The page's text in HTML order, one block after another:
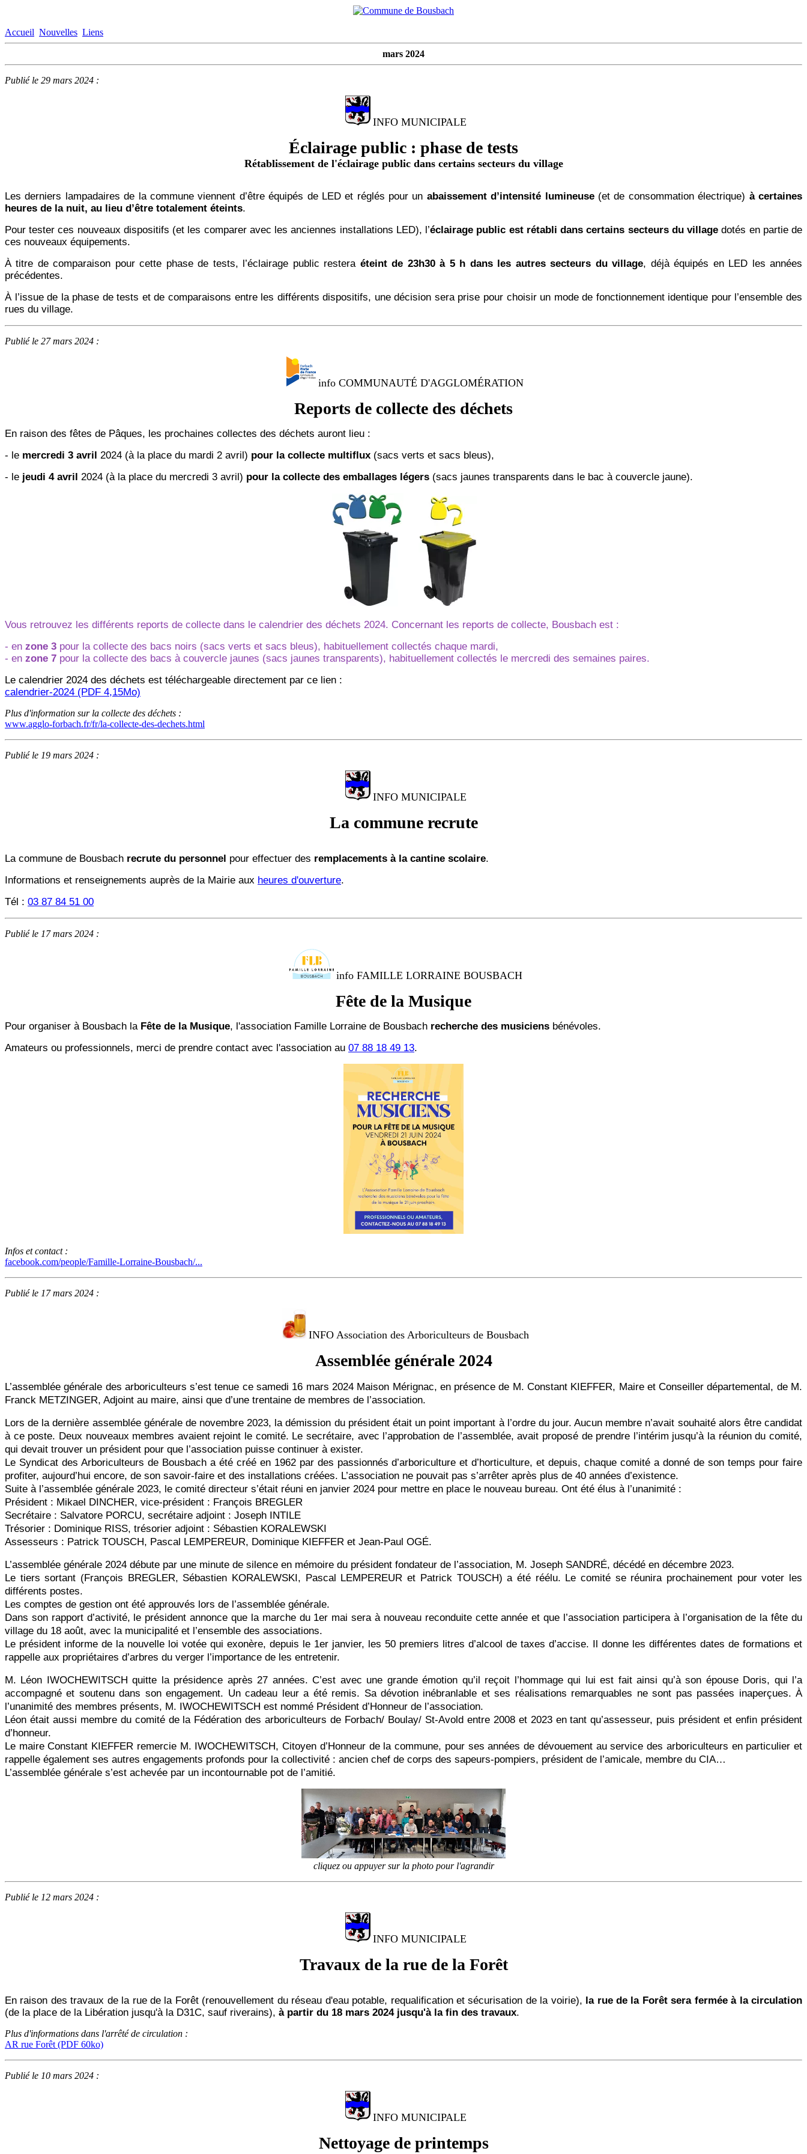
Accueil Nouvelles Liens
mars 2024
Publié le 29 mars 2024 :
INFO MUNICIPALE
Éclairage public : phase de tests
Rétablissement de l'éclairage public dans certains secteurs du village
Les derniers lampadaires de la commune viennent d’être équipés de LED et réglés pour un abaissement d’intensité lumineuse(et de consommation électrique) à certaines
heures de la nuit, au lieu d’être totalement éteints.
Pour tester ces nouveaux dispositifs (et les comparer avec les anciennes installations LED), l’éclairage public est rétabli dans certains secteurs du village dotés en partie de
ces nouveaux équipements.
À titre de comparaison pour cette phase de tests, l’éclairage public restera éteint de 23h30 à 5 h dans les autres secteurs du village, déjà équipés en LED les années
précédentes.
À l’issue de la phase de tests et de comparaisons entre les différents dispositifs, une décision sera prise pour choisir un mode de fonctionnement identique pour l’ensemble des
rues du village.
Publié le 27 mars 2024 :
info COMMUNAUTÉ D'AGGLOMÉRATION
Reports de collecte des déchets
En raison des fêtes de Pâques, les prochaines collectes des déchets auront lieu :
- le mercredi 3 avril 2024 (à la place du mardi 2 avril) pour la collecte multiflux (sacs verts et sacs bleus),
- le jeudi 4 avril 2024 (à la place du mercredi 3 avril) pour la collecte des emballages légers (sacs jaunes transparents dans le bac à couvercle jaune).
Vous retrouvez les différents reports de collecte dans le calendrier des déchets 2024. Concernant les reports de collecte, Bousbach est :
- en zone 3 pour la collecte des bacs noirs (sacs verts et sacs bleus), habituellement collectés chaque mardi,
- en zone 7 pour la collecte des bacs à couvercle jaunes (sacs jaunes transparents), habituellement collectés le mercredi des semaines paires.
Le calendrier 2024 des déchets est téléchargeable directement par ce lien :
calendrier-2024 (PDF 4,15Mo)
Plus d'information sur la collecte des déchets :
www.agglo-forbach.fr/fr/la-collecte-des-dechets.html
Publié le 19 mars 2024 :
INFO MUNICIPALE
La commune recrute
La commune de Bousbach recrute du personnel pour effectuer des remplacements à la cantine scolaire.
Informations et renseignements auprès de la Mairie aux heures d'ouverture.
Tél : 03 87 84 51 00
Publié le 17 mars 2024 :
info FAMILLE LORRAINE BOUSBACH
Fête de la Musique
Pour organiser à Bousbach la Fête de la Musique, l'association Famille Lorraine de Bousbach recherche des musiciens bénévoles.
Amateurs ou professionnels, merci de prendre contact avec l'association au 07 88 18 49 13.
Infos et contact :
facebook.com/people/Famille-Lorraine-Bousbach/...
Publié le 17 mars 2024 :
INFO Association des Arboriculteurs de Bousbach
Assemblée générale 2024
L’assemblée générale des arboriculteurs s’est tenue ce samedi 16 mars 2024 Maison Mérignac, en présence de M. Constant KIEFFER, Maire et Conseiller départemental, de M.
Franck METZINGER, Adjoint au maire, ainsi que d’une trentaine de membres de l’association.
Lors de la dernière assemblée générale de novembre 2023, la démission du président était un point important à l’ordre du jour. Aucun membre n’avait souhaité alors être candidat
à ce poste. Deux nouveaux membres avaient rejoint le comité. Le secrétaire, avec l’approbation de l’assemblée, avait proposé de prendre l’intérim jusqu’à la réunion du comité,
qui devait trouver un président pour que l’association puisse continuer à exister.
Le Syndicat des Arboriculteurs de Bousbach a été créé en 1962 par des passionnés d’arboriculture et d’horticulture, et depuis, chaque comité a donné de son temps pour faire
profiter, aujourd’hui encore, de son savoir-faire et des installations créées. L’association ne pouvait pas s’arrêter après plus de 40 années d’existence.
Suite à l’assemblée générale 2023, le comité directeur s’était réuni en janvier 2024 pour mettre en place le nouveau bureau. Ont été élus à l’unanimité :
Président : Mikael DINCHER, vice-président : François BREGLER
Secrétaire : Salvatore PORCU, secrétaire adjoint : Joseph INTILE
Trésorier : Dominique RISS, trésorier adjoint : Sébastien KORALEWSKI
Assesseurs : Patrick TOUSCH, Pascal LEMPEREUR, Dominique KIEFFER et Jean-Paul OGÉ.
L’assemblée générale 2024 débute par une minute de silence en mémoire du président fondateur de l’association, M. Joseph SANDRÉ, décédé en décembre 2023.
Le tiers sortant (François BREGLER, Sébastien KORALEWSKI, Pascal LEMPEREUR et Patrick TOUSCH) a été réélu. Le comité se réunira prochainement pour voter les
différents postes.
Les comptes de gestion ont été approuvés lors de l’assemblée générale.
Dans son rapport d’activité, le président annonce que la marche du 1er mai sera à nouveau reconduite cette année et que l’association participera à l’organisation de la fête du
village du 18 août, avec la municipalité et l’ensemble des associations.
Le président informe de la nouvelle loi votée qui exonère, depuis le 1er janvier, les 50 premiers litres d’alcool de taxes d’accise. Il donne les différentes dates de formations et
rappelle aux propriétaires d’arbres du verger l’importance de les entretenir.
M. Léon IWOCHEWITSCH quitte la présidence après 27 années. C’est avec une grande émotion qu’il reçoit l’hommage qui lui est fait ainsi qu’à son épouse Doris, qui l’a
accompagné et soutenu dans son engagement. Un cadeau leur a été remis. Sa dévotion inébranlable et ses réalisations remarquables ne sont pas passées inaperçues. À
l’unanimité des membres présents, M. IWOCHEWITSCH est nommé Président d’Honneur de l’association.
Léon était aussi membre du comité de la Fédération des arboriculteurs de Forbach/ Boulay/ St-Avold entre 2008 et 2023 en tant qu’assesseur, puis président et enfin président
d’honneur.
Le maire Constant KIEFFER remercie M. IWOCHEWITSCH, Citoyen d’Honneur de la commune, pour ses années de dévouement au service des arboriculteurs en particulier et
rappelle également ses autres engagements profonds pour la collectivité : ancien chef de corps des sapeurs-pompiers, président de l’amicale, membre du CIA…
L’assemblée générale s’est achevée par un incontournable pot de l’amitié.
cliquez ou appuyer sur la photo pour l'agrandir
Publié le 12 mars 2024 :
INFO MUNICIPALE
Travaux de la rue de la Forêt
En raison des travaux de la rue de la Forêt (renouvellement du réseau d'eau potable, requalification et sécurisation de la voirie), la rue de la Forêt sera fermée à la circulation
(de la place de la Libération jusqu'à la D31C, sauf riverains), à partir du 18 mars 2024 jusqu'à la fin des travaux.
Plus d'informations dans l'arrêté de circulation :
AR rue Forêt (PDF 60ko)
Publié le 10 mars 2024 :
INFO MUNICIPALE
Nettoyage de printemps